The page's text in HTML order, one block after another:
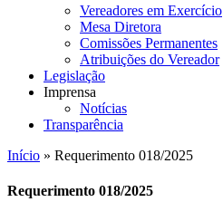
Vereadores em Exercício
Mesa Diretora
Comissões Permanentes
Atribuições do Vereador
Legislação
Imprensa
Notícias
Transparência
Início » Requerimento 018/2025
Requerimento 018/2025